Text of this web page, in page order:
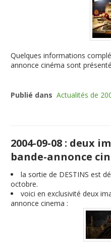
Quelques informations
annonce cinéma sont
Publié dans Actualités de
2004-09-08 : deux
bande-annonce
la sortie de DESTINS est
octobre.
voici en exclusivité deux
annonce cinema :